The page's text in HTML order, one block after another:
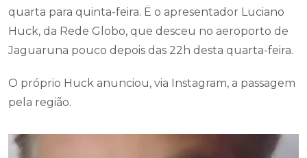
quarta para quinta-feira. Ë o apresentador Luciano
Huck, da Rede Globo, que desceu no aeroporto de
Jaguaruna pouco depois das 22h desta quarta-feira.
O próprio Huck anunciou, via Instagram, a passagem
pela região.